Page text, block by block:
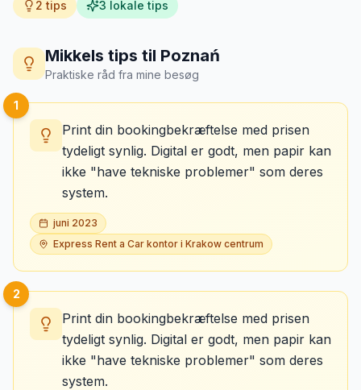
2 tips 3 lokale tips
Mikkels tips til Poznań
Praktiske råd fra mine besøg
1
Print din bookingbekræftelse med prisen
tydeligt synlig. Digital er godt, men papir kan
ikke "have tekniske problemer" som deres
system.
juni 2023
Express Rent a Car kontor i Krakow centrum
2
Print din bookingbekræftelse med prisen
tydeligt synlig. Digital er godt, men papir kan
ikke "have tekniske problemer" som deres
system.